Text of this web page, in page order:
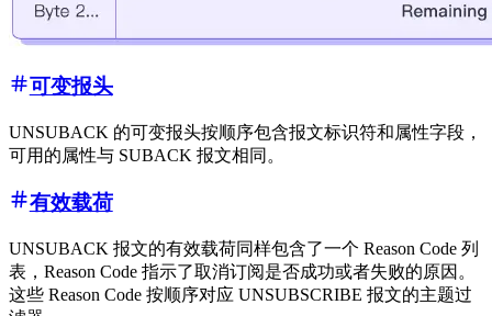
可变报头
UNSUBACK 的可变报头按顺序包含报文标识符和属性字段，
可用的属性与 SUBACK 报文相同。
有效载荷
UNSUBACK 报文的有效载荷同样包含了一个 Reason Code 列
表，Reason Code 指示了取消订阅是否成功或者失败的原因。
这些 Reason Code 按顺序对应 UNSUBSCRIBE 报文的主题过